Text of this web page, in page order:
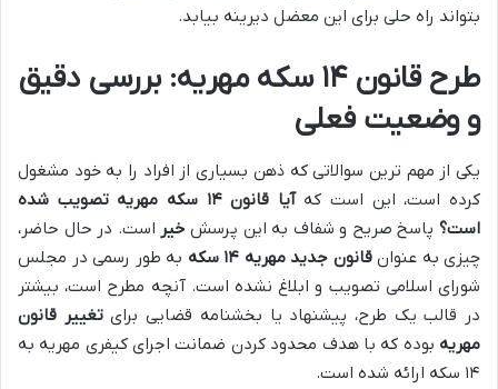
بتواند راه حلی برای این معضل دیرینه بیابد.
طرح قانون ۱۴ سکه مهریه: بررسی دقیق
و وضعیت فعلی
یکی از مهم ترین سوالاتی که ذهن بسیاری از افراد را به خود مشغول
کرده است، این است که
آیا قانون ۱۴ سکه مهریه تصویب شده
است؟پاسخ صریح و شفاف به این پرسش خیر است. در حال حاضر،
چیزی به عنوانقانون جدید مهریه ۱۴ سکه
به طور رسمی در مجلس
شورای اسلامی تصویب و ابلاغ نشده است. آنچه مطرح است، بیشتر
در قالب یک طرح، پیشنهاد یا بخشنامه قضایی برایتغییر قانون
مهریه بوده که با هدف محدود کردن ضمانت اجرای کیفری مهریه به
۱۴ سکه ارائه شده است.